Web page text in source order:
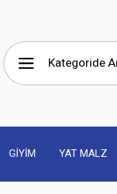
GİYİM YAT MALZ